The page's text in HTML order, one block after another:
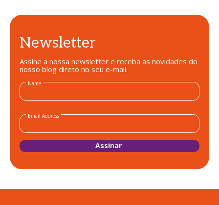
Newsletter
Assine a nossa newsletter e receba as novidades do
nosso blog direto no seu e-mail.
Name
Email Address